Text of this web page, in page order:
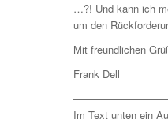
…?! Und kann ich
um den
Mit freundlichen
Frank Dell
Im Text unten ein